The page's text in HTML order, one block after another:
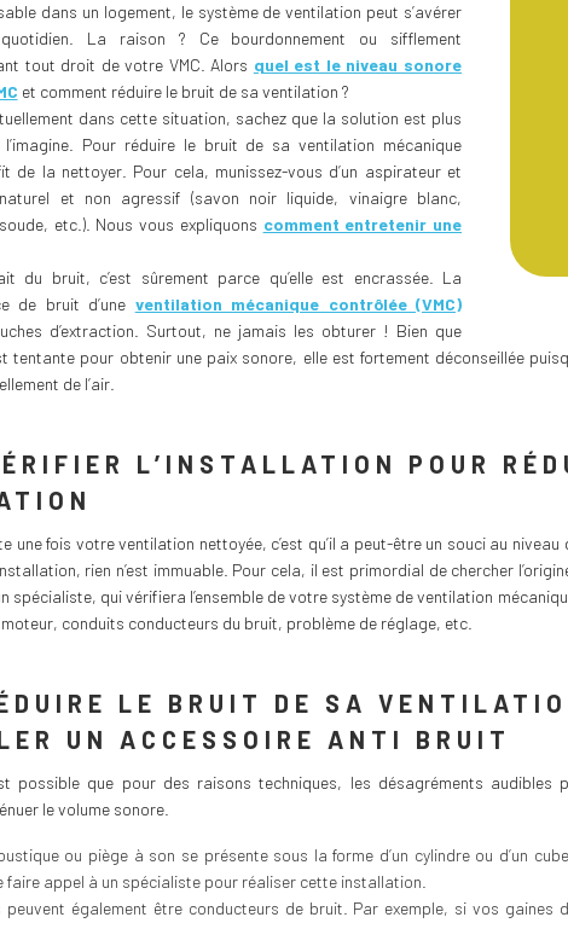
dans un logement, le système de ventilation peut s’avérer
La raison ? Ce bourdonnement ou sifflement
tout droit de votre VMC. Alors quel est le niveau sonore
et comment réduire le bruit de sa ventilation ?
dans cette situation, sachez que la solution est plus
l’imagine. Pour réduire le bruit de sa ventilation mécanique
de la nettoyer. Pour cela, munissez-vous d’un aspirateur et
et non agressif (savon noir liquide, vinaigre blanc,
etc.). Nous vous expliquons comment entretenir une
du bruit, c’est sûrement parce qu’elle est encrassée. La
de bruit d’une ventilation mécanique contrôlée (VMC)
d’extraction. Surtout, ne jamais les obturer ! Bien que
tentante pour obtenir une paix sonore, elle est fortement déconseillée
de l’air.
L’INSTALLATION POUR
une fois votre ventilation nettoyée, c’est qu’il a peut-être un souci au niveau
rien n’est immuable. Pour cela, il est primordial de chercher
spécialiste, qui vérifiera l’ensemble de votre système de ventilation
conduits conducteurs du bruit, problème de réglage, etc.
LE BRUIT DE SA
UN ACCESSOIRE ANTI BRUIT
possible que pour des raisons techniques, les désagréments
le volume sonore.
ou piège à son se présente sous la forme d’un cylindre ou d’un
faire appel à un spécialiste pour réaliser cette installation.
peuvent également être conducteurs de bruit. Par exemple, si vos